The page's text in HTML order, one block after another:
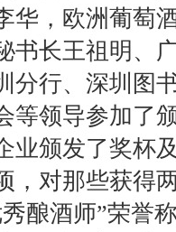
华，欧洲葡萄
书长王祖明、
分行、深圳图
等领导参加了
业颁发了奖杯
，对那些获得
酿酒师”荣誉